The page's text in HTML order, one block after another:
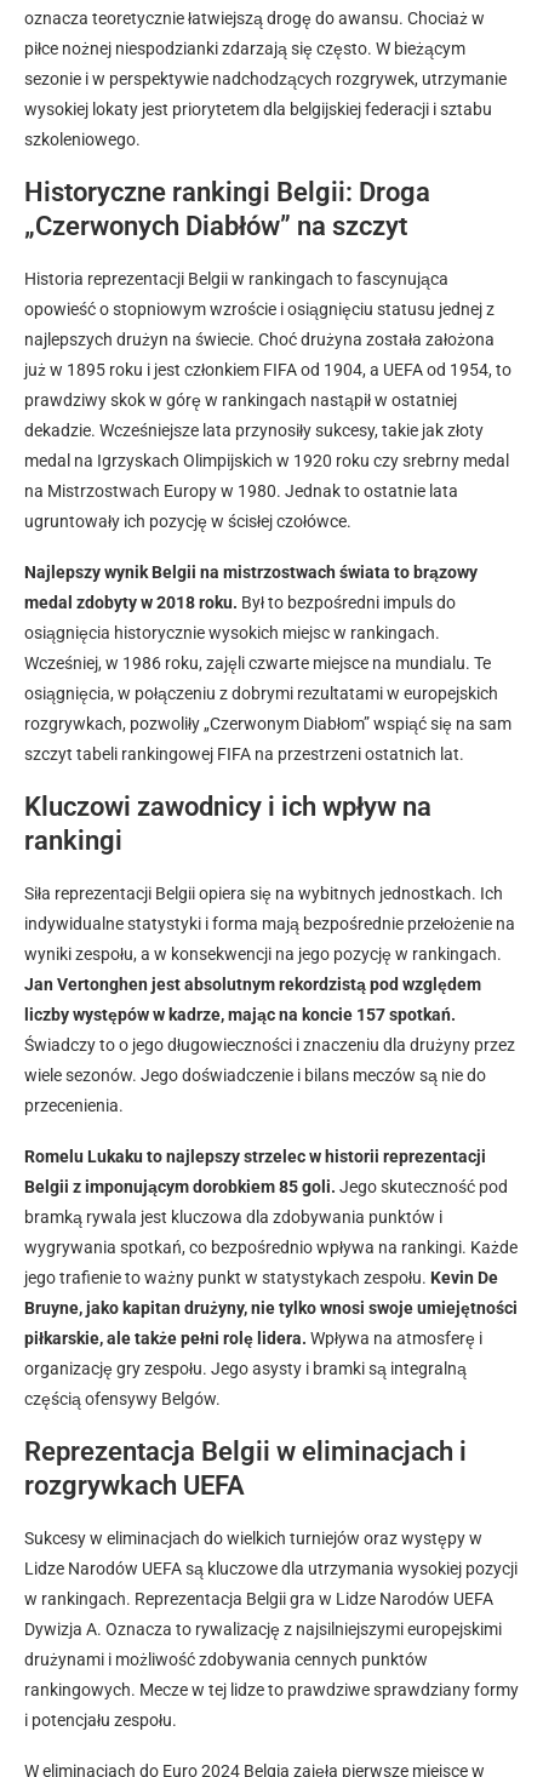
oznacza teoretycznie łatwiejszą drogę do awansu. Chociaż w
piłce nożnej niespodzianki zdarzają się często. W bieżącym
sezonie i w perspektywie nadchodzących rozgrywek, utrzymanie
wysokiej lokaty jest priorytetem dla belgijskiej federacji i sztabu
szkoleniowego.
Historyczne rankingi Belgii: Droga
„Czerwonych Diabłów” na szczyt
Historia reprezentacji Belgii w rankingach to fascynująca
opowieść o stopniowym wzroście i osiągnięciu statusu jednej z
najlepszych drużyn na świecie. Choć drużyna została założona
już w 1895 roku i jest członkiem FIFA od 1904, a UEFA od 1954, to
prawdziwy skok w górę w rankingach nastąpił w ostatniej
dekadzie. Wcześniejsze lata przynosiły sukcesy, takie jak złoty
medal na Igrzyskach Olimpijskich w 1920 roku czy srebrny medal
na Mistrzostwach Europy w 1980. Jednak to ostatnie lata
ugruntowały ich pozycję w ścisłej czołówce.
Najlepszy wynik Belgii na mistrzostwach świata to brązowy
medal zdobyty w 2018 roku. Był to bezpośredni impuls do
osiągnięcia historycznie wysokich miejsc w rankingach.
Wcześniej, w 1986 roku, zajęli czwarte miejsce na mundialu. Te
osiągnięcia, w połączeniu z dobrymi rezultatami w europejskich
rozgrywkach, pozwoliły „Czerwonym Diabłom” wspiąć się na sam
szczyt tabeli rankingowej FIFA na przestrzeni ostatnich lat.
Kluczowi zawodnicy i ich wpływ na
rankingi
Siła reprezentacji Belgii opiera się na wybitnych jednostkach. Ich
indywidualne statystyki i forma mają bezpośrednie przełożenie na
wyniki zespołu, a w konsekwencji na jego pozycję w rankingach.
Jan Vertonghen jest absolutnym rekordzistą pod względem
liczby występów w kadrze, mając na koncie 157 spotkań.
Świadczy to o jego długowieczności i znaczeniu dla drużyny przez
wiele sezonów. Jego doświadczenie i bilans meczów są nie do
przecenienia.
Romelu Lukaku to najlepszy strzelec w historii reprezentacji
Belgii z imponującym dorobkiem 85 goli. Jego skuteczność pod
bramką rywala jest kluczowa dla zdobywania punktów i
wygrywania spotkań, co bezpośrednio wpływa na rankingi. Każde
jego trafienie to ważny punkt w statystykach zespołu. Kevin De
Bruyne, jako kapitan drużyny, nie tylko wnosi swoje umiejętności
piłkarskie, ale także pełni rolę lidera. Wpływa na atmosferę i
organizację gry zespołu. Jego asysty i bramki są integralną
częścią ofensywy Belgów.
Reprezentacja Belgii w eliminacjach i
rozgrywkach UEFA
Sukcesy w eliminacjach do wielkich turniejów oraz występy w
Lidze Narodów UEFA są kluczowe dla utrzymania wysokiej pozycji
w rankingach. Reprezentacja Belgii gra w Lidze Narodów UEFA
Dywizja A. Oznacza to rywalizację z najsilniejszymi europejskimi
drużynami i możliwość zdobywania cennych punktów
rankingowych. Mecze w tej lidze to prawdziwe sprawdziany formy
i potencjału zespołu.
W eliminacjach do Euro 2024 Belgia zajęła pierwsze miejsce w